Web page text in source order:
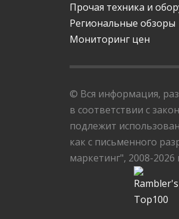
Прочая техника и
Региональные обзоры
Мониторинг цен
© Вся информация,
в соответствии с
подлежит
как с письменного
маркетинг", 2008-2026